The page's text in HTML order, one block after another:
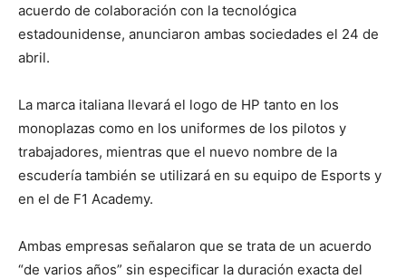
acuerdo de colaboración con la tecnológica
estadounidense, anunciaron ambas sociedades el 24 de
abril.
La marca italiana llevará el logo de HP tanto en los
monoplazas como en los uniformes de los pilotos y
trabajadores, mientras que el nuevo nombre de la
escudería también se utilizará en su equipo de Esports y
en el de F1 Academy.
Ambas empresas señalaron que se trata de un acuerdo
“de varios años” sin especificar la duración exacta del